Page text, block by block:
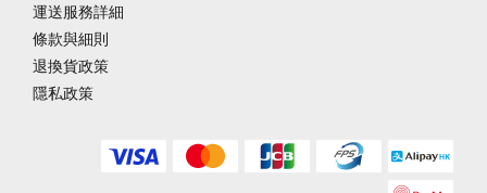
運送服務詳細
條款與細則
退換貨政策
隱私政策